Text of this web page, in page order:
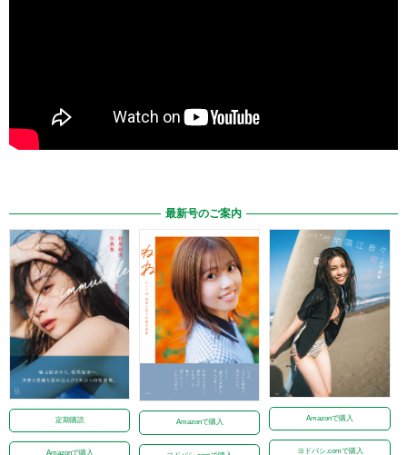
最新号のご案内
定期購読
Amazonで購入
Amazonで購入
Amazonで購入
ヨドバシ.comで購入